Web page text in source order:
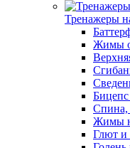
Тренажеры
Жимы
Спина,
Жимы
Глют и